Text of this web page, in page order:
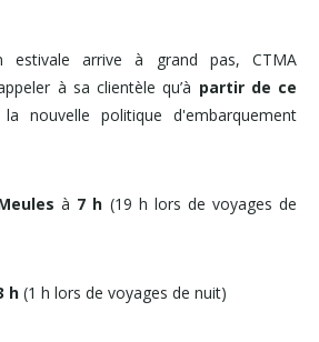
estivale arrive à grand pas, CTMA
à sa clientèle qu’à partir de ce
la nouvelle politique d'embarquement
à 7 h (19 h lors de voyages de
h (1 h lors de voyages de nuit)